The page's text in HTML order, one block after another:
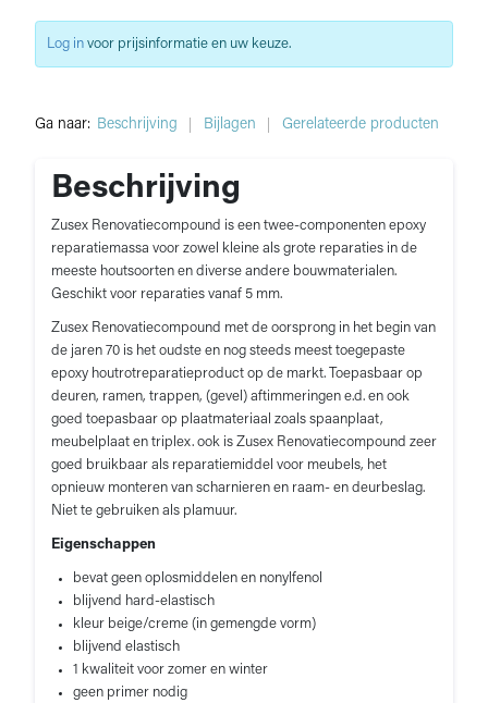
Ga naar: Beschrijving Bijlagen Gerelateerde producten
Beschrijving
Zusex Renovatiecompound is een twee-componenten epoxy
reparatiemassa voor zowel kleine als grote reparaties in de
meeste houtsoorten en diverse andere bouwmaterialen.
Geschikt voor reparaties vanaf 5 mm.
Zusex Renovatiecompound met de oorsprong in het begin van
de jaren 70 is het oudste en nog steeds meest toegepaste
epoxy houtrotreparatieproduct op de markt. Toepasbaar op
deuren, ramen, trappen, (gevel) aftimmeringen e.d. en ook
goed toepasbaar op plaatmateriaal zoals spaanplaat,
meubelplaat en triplex. ook is Zusex Renovatiecompound zeer
goed bruikbaar als reparatiemiddel voor meubels, het
opnieuw monteren van scharnieren en raam- en deurbeslag.
Niet te gebruiken als plamuur.
Eigenschappen
bevat geen oplosmiddelen en nonylfenol
blijvend hard-elastisch
kleur beige/creme (in gemengde vorm)
blijvend elastisch
1 kwaliteit voor zomer en winter
geen primer nodig
Log in voor prijsinformatie en uw keuze.